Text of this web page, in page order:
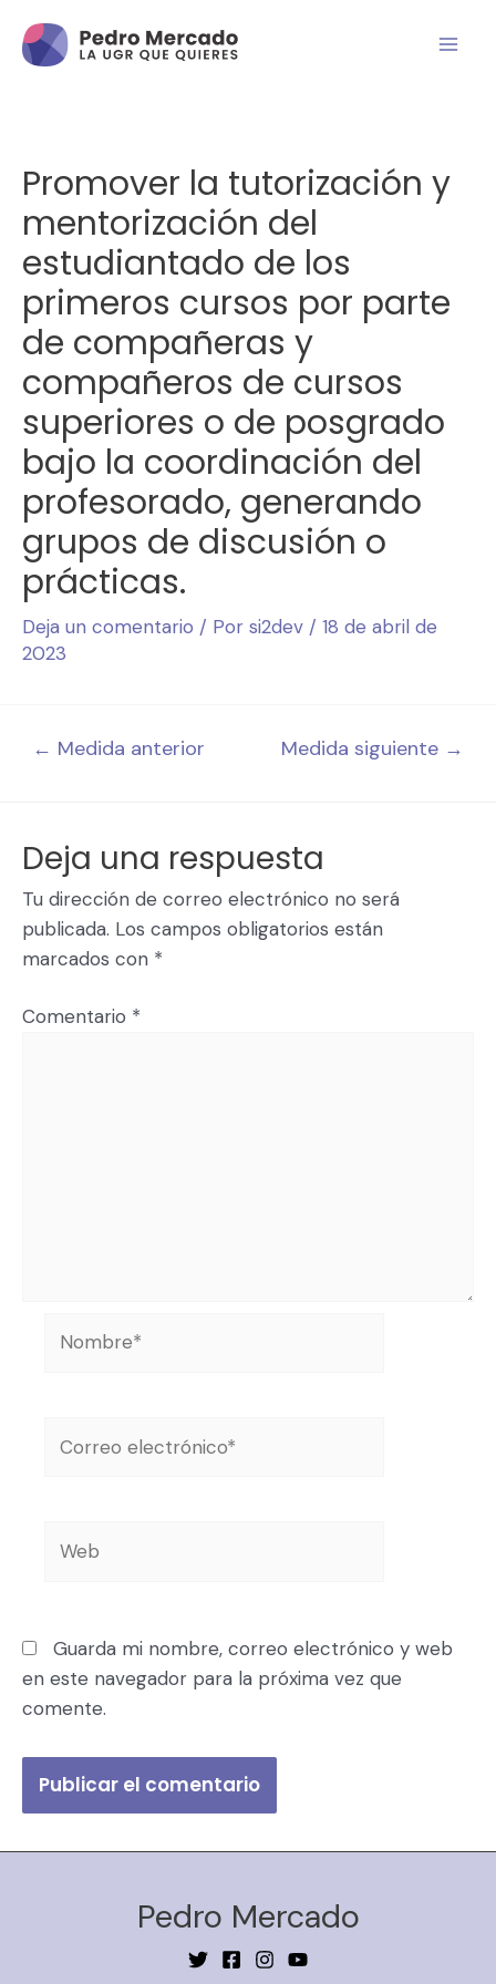
Promover la tutorización y
mentorización del
estudiantado de los
primeros cursos por parte
de compañeras y
compañeros de cursos
superiores o de posgrado
bajo la coordinación del
profesorado, generando
grupos de discusión o
prácticas.
Deja un comentario / Por si2dev / 18 de abril de
2023
← Medida anterior Medida siguiente →
Deja una respuesta
Tu dirección de correo electrónico no será
publicada. Los campos obligatorios están
marcados con *
Comentario *
Guarda mi nombre, correo electrónico y web
en este navegador para la próxima vez que
comente.
Pedro Mercado